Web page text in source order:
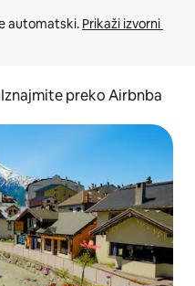
automatski. Prikaži izvorni
Iznajmite preko Airbnba